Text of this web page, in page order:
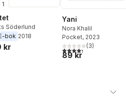
Söderlund
bok 2018
kr
Yani
Nora Khalil
Pocket, 2023
4,3utav 5 stjärnor.
(3)
89 kr